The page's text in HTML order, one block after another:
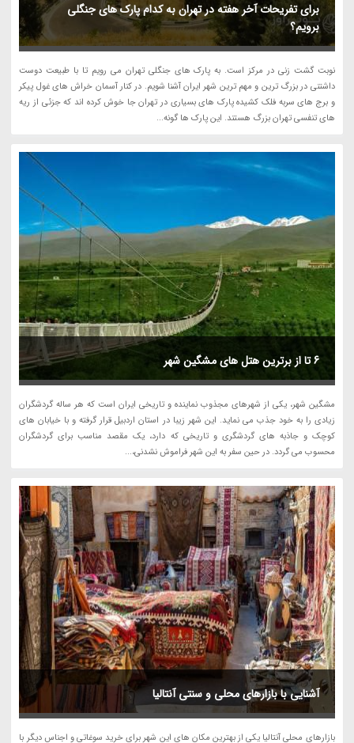
برای تفریحات آخر هفته در تهران به کدام پارک های جنگلی
برویم؟
نوبت گشت زنی در مرکز است. به پارک های جنگلی تهران می رویم تا با طبیعت دوست
داشتنی در بزرگ ترین و مهم ترین شهر ایران آشنا شویم. در کنار آسمان خراش های غول پیکر
و برج های سربه فلک کشیده پارک های بسیاری در تهران جا خوش کرده اند که جزئی از ریه
های تنفسی تهران بزرگ هستند. این پارک ها گونه...
6 تا از برترین هتل های مشگین شهر
مشگین شهر، یکی از شهرهای مجذوب نماینده و تاریخی ایران است که هر ساله گردشگران
زیادی را به خود جذب می نماید. این شهر زیبا در استان اردبیل قرار گرفته و با خیابان های
کوچک و جاذبه های گردشگری و تاریخی که دارد، یک مقصد مناسب برای گردشگران
محسوب می گردد. در حین سفر به این شهر فراموش نشدنی،...
آشنایی با بازارهای محلی و سنتی آنتالیا
بازارهای محلی آنتالیا یکی از بهترین مکان های این شهر برای خرید سوغاتی و اجناس دیگر با